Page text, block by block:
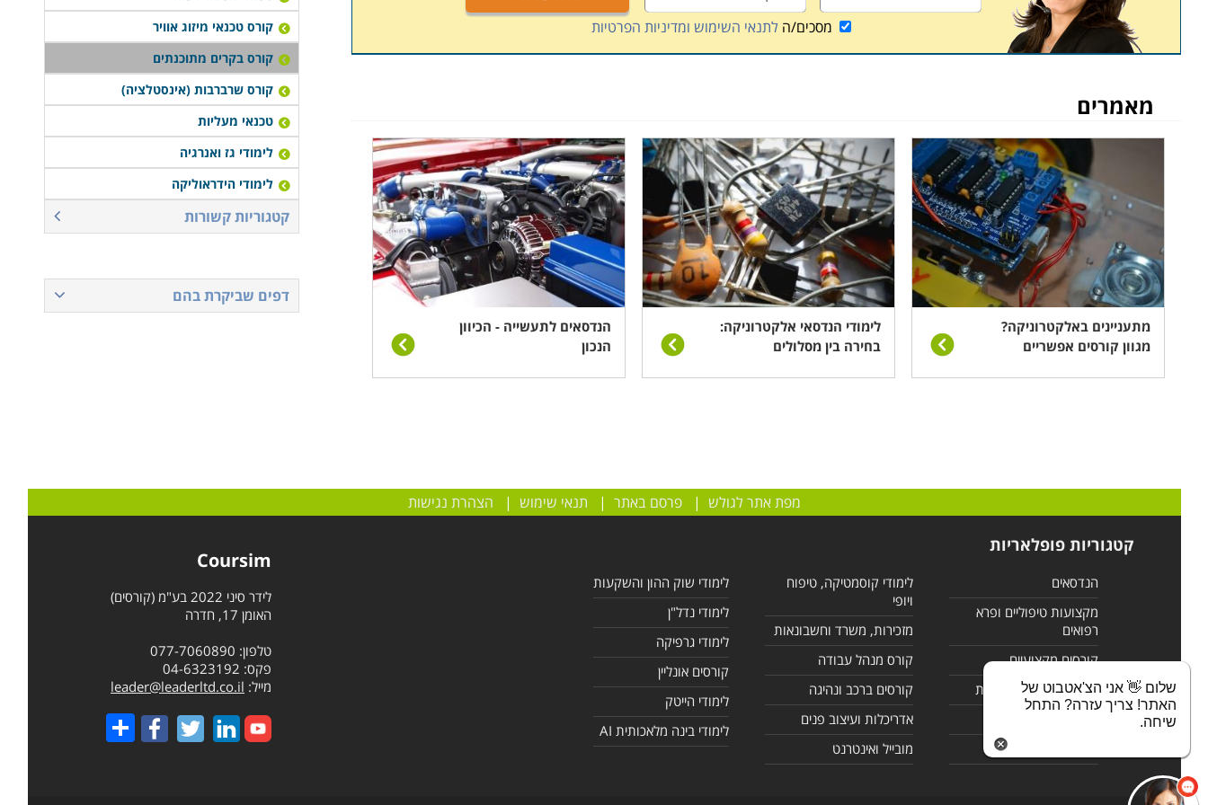
קוצבי זמן ומונים, כניסות ויציאות אנלוגיות.
שבבתי הספר והמכללות. עם זאת, מכיוון שאין תקן מסודר להסמכת המקצוע, ישנה חשיבות למוסד הלימודים המעניק את
ההסמכה, ומומלץ לבחון לעומק כל קורס מבין אלו הרבים המוצעים בעמודים הבאים באתר, כדי לבחור את זה הנכון,
שישרת אתכם מקצועית באופן ההולם ביותר, ויפתח דלתות בכל מקומות העבודה.
איפה ללמוד
מכללות מוכרות בתחום הטכני המקצועי מעבירות קורס בקרים מתוכנתים, כמו גם מסגרות לימוד פרטיות. רצוי לבחור
במוסד לימוד שבו תכנית הלימודים מאפשרת שילוב הקורס יחד עם העבודה, ביום לימודים אחד מרוכז או בשעות הערב.
לימודי קורס בקרים מתוכנתים מתקיימים במקומות לימוד רבים בכל רחבי הארץ :חיפה, תל אביב, רמת גן, נתניה, כפר
סבא, ועוד מקומות רבים אחרים נוספים.
מסכים/הלתנאי השימוש ומדיניות הפרטיות
מאמרים
מתעניינים באלקטרוניקה?
מגוון קורסים אפשריים
לימודי הנדסאי אלקטרוניקה:
בחירה בין מסלולים
הנדסאים לתעשייה - הכיוון
הנכון
קורס טכנאי מיזוג אוויר
קורס בקרים מתוכנתים
קורס שרברבות (אינסטלציה)
טכנאי מעליות
לימודי גז ואנרגיה
לימודי הידראוליקה
קטגוריות קשורות
דפים שביקרת בהם
מפת אתר לגולש |פרסם באתר | תנאי שימוש | הצהרת נגישות
קטגוריות פופלאריות
הנדסאים
מקצועות טיפוליים ופרא
רפואים
קורסים מקצועיים
לימודי מחשבים ורשתות
לימודי קוסמטיקה, טיפוח
ויופי
מזכירות, משרד וחשבונאות
קורס מנהל עבודה
קורסים ברכב ונהיגה
אדריכלות ועיצוב פנים
מובייל ואינטרנט
לימודי שוק ההון והשקעות
לימודי נדל"ן
לימודי גרפיקה
קורסים אונליין
לימודי הייטק
לימודי בינה מלאכותית AI
Coursim
לידר סיני 2022 בע"מ (קורסים)
האומן 17, חדרה
טלפון: 077-7060890
פקס: 04-6323192
מייל: leader@leaderltd.co.il
Share
שלום 👋 אני הצ'אטבוט של
האתר! צריך עזרה? התחל
שיחה.